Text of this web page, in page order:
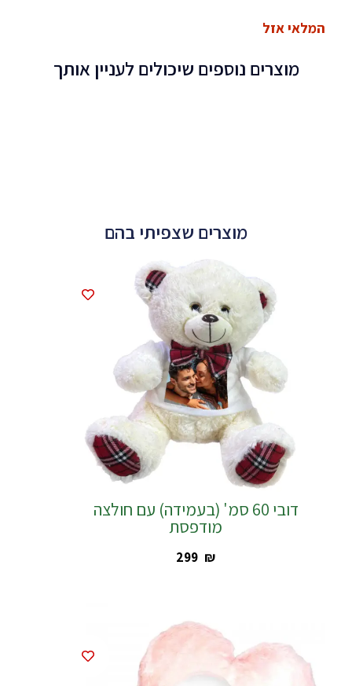
המלאי אזל
מוצרים נוספים שיכולים לעניין אותך
מוצרים שצפיתי בהם
דובי 60 סמ' (בעמידה) עם חולצה
מודפסת
‎299 ₪